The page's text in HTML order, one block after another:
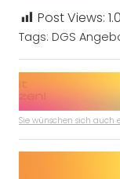
Post Views:
Tags: DGS
Sie wünschen sich auch